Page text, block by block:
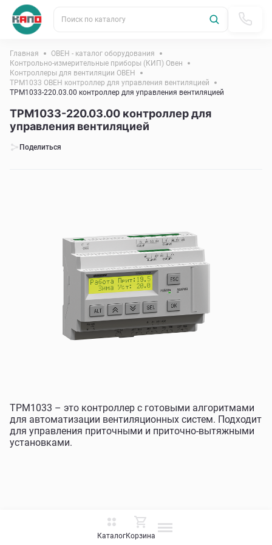
Поиск по каталогу
КаталогКорзина
Главная
ОВЕН - каталог оборудования
Контрольно-измерительные приборы (КИП) Овен
Контроллеры для вентиляции ОВЕН
ТРМ1033 ОВЕН контроллер для управления вентиляцией
ТРМ1033-220.03.00 контроллер для управления вентиляцией
ТРМ1033-220.03.00 контроллер для
управления вентиляцией
Поделиться
ТРМ1033 – это контроллер с готовыми алгоритмами
для автоматизации вентиляционных систем. Подходит
для управления приточными и приточно-вытяжными
установками.